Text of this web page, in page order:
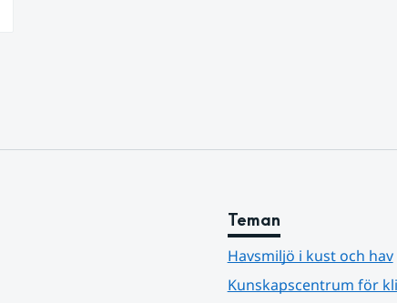
Teman
Havsmiljö i kust och hav
Kunskapscentrum för